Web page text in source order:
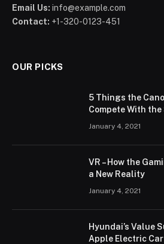
Email Us: info@example.com
Contact: +1-320-0123-451
OUR PICKS
5 Things the
Compete With the
January 4, 2021
VR – How the
a New Reality
January 4, 2021
Hyundai’s Value
Apple Electric